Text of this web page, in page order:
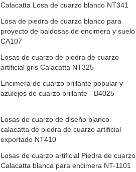
Calacatta Losa de cuarzo blanco NT341
Losa de piedra de cuarzo blanco para
proyecto de baldosas de encimera y suelo
CA107
Losas de cuarzo de piedra de cuarzo
artificial gris Calacatta NT325
Encimera de cuarzo brillante popular y
azulejos de cuarzo brillante - B4025
Losas de cuarzo de diseño blanco
calacatta de piedra de cuarzo artificial
exportado NT410
Losas de cuarzo artificial Piedra de cuarzo
Calacatta blanca para encimera NT-1101